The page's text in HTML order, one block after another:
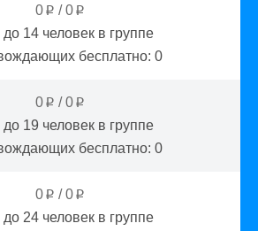
0 p /0 p
до 14 человек в группе
бесплатно: 0
0 p /0 p
до 19 человек в группе
бесплатно: 0
0 p /0 p
до 24 человек в группе